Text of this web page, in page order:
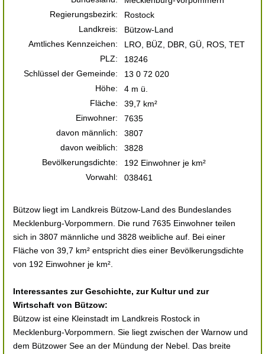
Regierungsbezirk:
Rostock
Landkreis:
Bützow-Land
Amtliches Kennzeichen:
LRO, BÜZ, DBR, GÜ, ROS, TET
PLZ:
18246
Schlüssel der Gemeinde:
13 0 72 020
Höhe:
4 m ü.
Fläche:
39,7 km²
Einwohner:
7635
davon männlich:
3807
davon weiblich:
3828
Bevölkerungsdichte:
192 Einwohner je km²
Vorwahl:
038461
Bützow liegt im Landkreis Bützow-Land des Bundeslandes
Mecklenburg-Vorpommern. Die rund 7635 Einwohner teilen
sich in 3807 männliche und 3828 weibliche auf. Bei einer
Fläche von 39,7 km² entspricht dies einer Bevölkerungsdichte
von 192 Einwohner je km².
Interessantes zur Geschichte, zur Kultur und zur
Wirtschaft von Bützow:
Bützow ist eine Kleinstadt im Landkreis Rostock in
Mecklenburg-Vorpommern. Sie liegt zwischen der Warnow und
dem Bützower See an der Mündung der Nebel. Das breite